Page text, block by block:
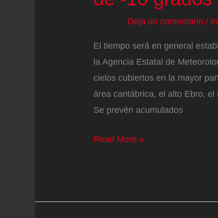
Deja un comentario /
El tiempo será en general
la Agencia Estatal de
cielos cubiertos en la mayor
área cantábrica, el alto Ebro,
Se prevén acumulados
El
con
Read More »